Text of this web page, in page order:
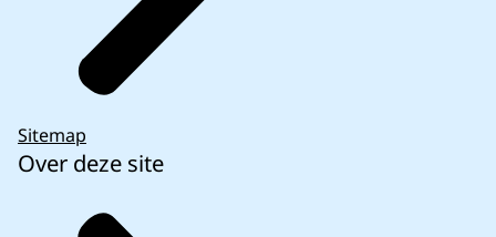
Sitemap
Over deze site